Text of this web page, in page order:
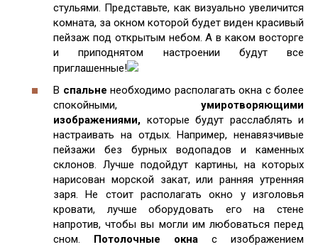
стульями. Представьте, как визуально увеличится
комната, за окном которой будет виден красивый
пейзаж под открытым небом. А в каком восторге
и приподнятом настроении будут все
приглашенные!
В спальне необходимо располагать окна с более
спокойными, умиротворяющими
изображениями, которые будут расслаблять и
настраивать на отдых. Например, ненавязчивые
пейзажи без бурных водопадов и каменных
склонов. Лучше подойдут картины, на которых
нарисован морской закат, или ранняя утренняя
заря. Не стоит располагать окно у изголовья
кровати, лучше оборудовать его на стене
напротив, чтобы вы могли им любоваться перед
сном. Потолочные окна с изображением